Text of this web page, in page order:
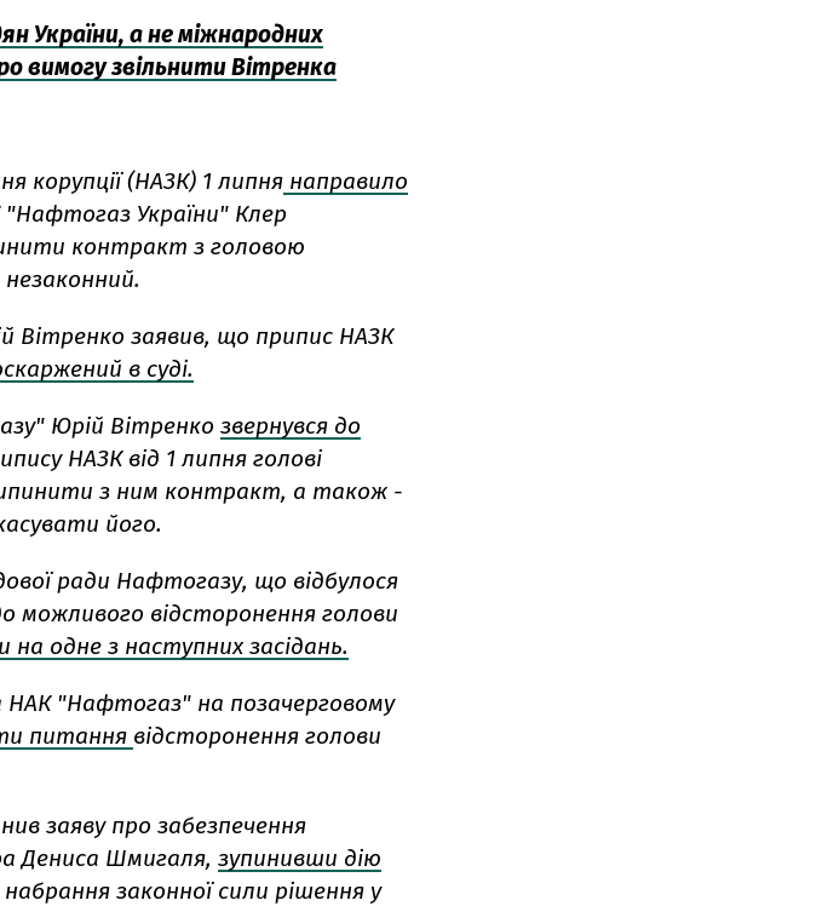
України, а не міжнародних
вимогу звільнити Вітренка
корупції (НАЗК) 1 липня направило
"Нафтогаз України" Клер
контракт з головою
Вітренко заявив, що припис НАЗК
в суді.
Юрій Вітренко звернувся до
НАЗК від 1 липня голові
з ним контракт, а також -
його.
ради Нафтогазу, що відбулося
можливого відсторонення голови
на одне з наступних засідань.
НАК "Нафтогаз" на позачерговому
питання відсторонення голови
заяву про забезпечення
Дениса Шмигаля, зупинивши дію
законної сили рішення у